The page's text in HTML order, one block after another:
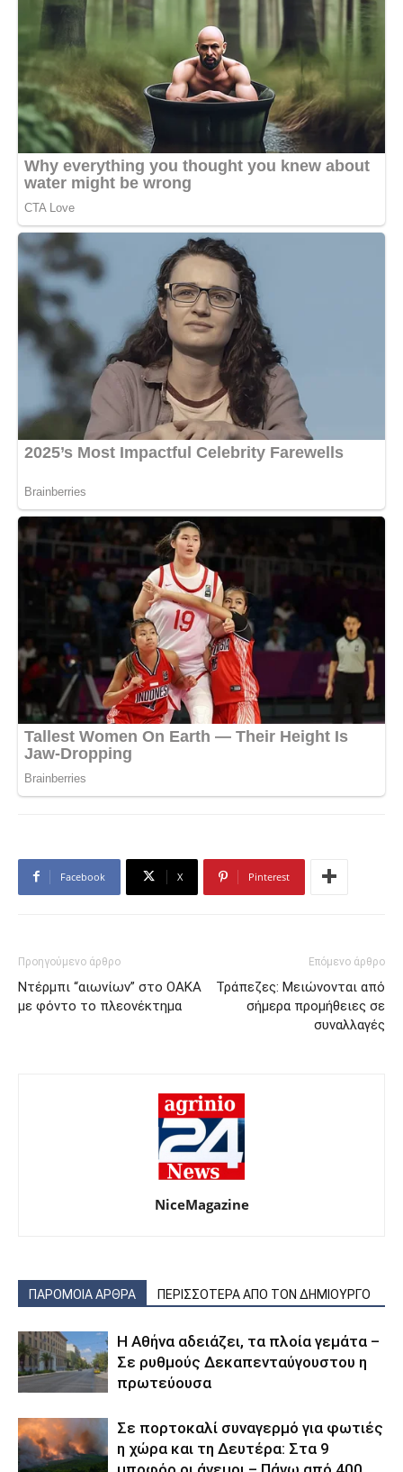
Facebook X Pinterest
Προηγούμενο άρθρο
Ντέρμπι “αιωνίων” στο ΟΑΚΑ
με φόντο το πλεονέκτημα
Επόμενο άρθρο
Τράπεζες: Μειώνονται από
σήμερα προμήθειες σε
συναλλαγές
NiceMagazine
ΠΑΡΟΜΟΙΑ ΑΡΘΡΑ ΠΕΡΙΣΣΟΤΕΡΑ ΑΠΟ ΤΟΝ ΔΗΜΙΟΥΡΓΟ
Η Αθήνα αδειάζει, τα πλοία γεμάτα –
Σε ρυθμούς Δεκαπενταύγουστου η
πρωτεύουσα
Σε πορτοκαλί συναγερμό για φωτιές
η χώρα και τη Δευτέρα: Στα 9